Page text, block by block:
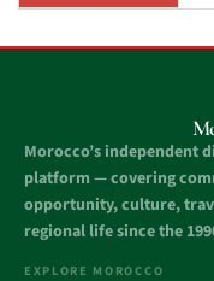
Morocco’s independent
platform — covering
opportunity, culture,
regional life since the
EXPLORE MOROCCO